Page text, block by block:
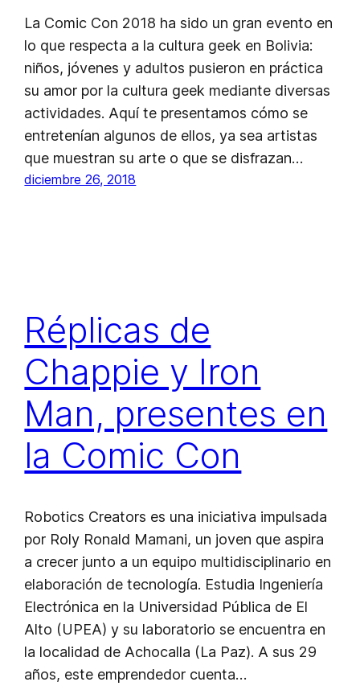
La Comic Con 2018 ha sido un gran evento en
lo que respecta a la cultura geek en Bolivia:
niños, jóvenes y adultos pusieron en práctica
su amor por la cultura geek mediante diversas
actividades. Aquí te presentamos cómo se
entretenían algunos de ellos, ya sea artistas
que muestran su arte o que se disfrazan…
diciembre 26, 2018
Réplicas de
Chappie y Iron
Man, presentes en
la Comic Con
Robotics Creators es una iniciativa impulsada
por Roly Ronald Mamani, un joven que aspira
a crecer junto a un equipo multidisciplinario en
elaboración de tecnología. Estudia Ingeniería
Electrónica en la Universidad Pública de El
Alto (UPEA) y su laboratorio se encuentra en
la localidad de Achocalla (La Paz). A sus 29
años, este emprendedor cuenta…